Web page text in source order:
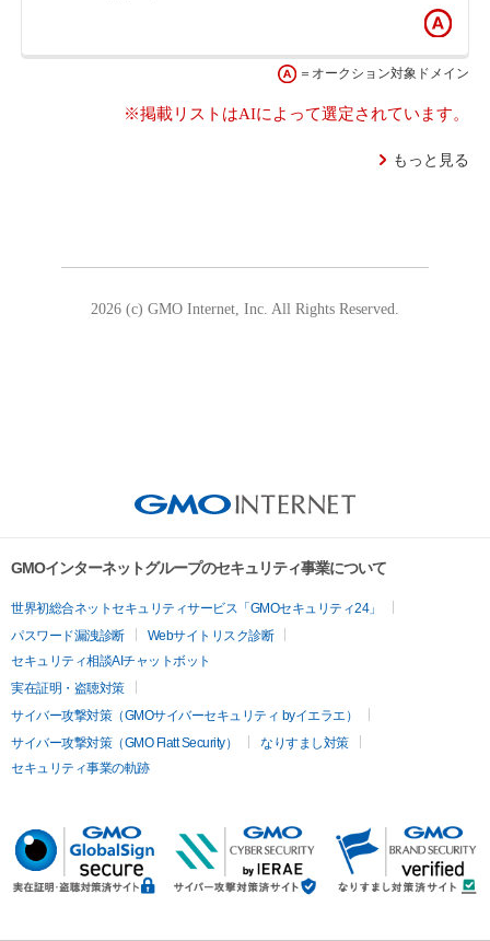
＝オークション対象ドメイン
※掲載リストはAIによって選定されています。
もっと見る
2026 (c) GMO Internet, Inc. All Rights Reserved.
GMOインターネットグループのセキュリティ事業について
世界初総合ネットセキュリティサービス「GMOセキュリティ24」
パスワード漏洩診断
Webサイトリスク診断
セキュリティ相談AIチャットボット
実在証明・盗聴対策
サイバー攻撃対策（GMOサイバーセキュリティ byイエラエ）
サイバー攻撃対策（GMO Flatt Security）
なりすまし対策
セキュリティ事業の軌跡